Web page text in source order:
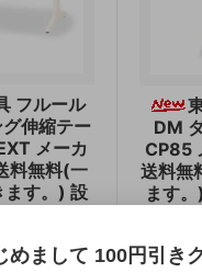
フルール
伸縮テー
メーカ
料無料(一
ます。) 設
残り1点
(税込)
DM
CP85
送料無
ます
めまして 100円引き